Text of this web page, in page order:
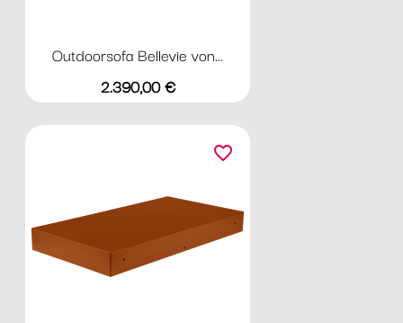
Outdoorsofa Bellevie von...
Preis
2.390,00 €
favorite_border